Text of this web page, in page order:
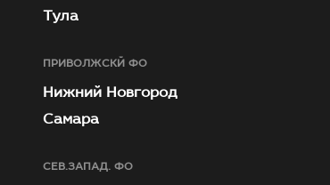
Тула
ПРИВОЛЖСКЙ ФО
Нижний Новгород
Самара
СЕВ.ЗАПАД. ФО